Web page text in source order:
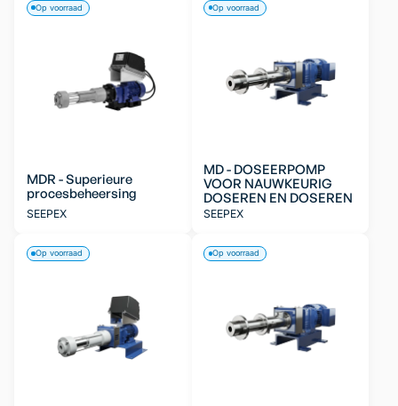
MDR - Superieure
procesbeheersing
SEEPEX
Op voorraad
MD - DOSEERPOMP
VOOR NAUWKEURIG
DOSEREN EN DOSEREN
SEEPEX
Op voorraad
Op voorraad Op voorraad